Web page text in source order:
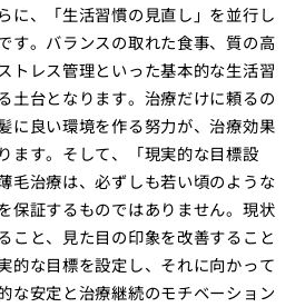
に、「生活習慣の見直し」を並行し
す。バランスの取れた食事、質の高
トレス管理といった基本的な生活習
土台となります。治療だけに頼るの
に良い環境を作る努力が、治療効果
ます。そして、「現実的な目標設
毛治療は、必ずしも若い頃のような
保証するものではありません。現状
こと、見た目の印象を改善すること
的な目標を設定し、それに向かって
な安定と治療継続のモチベーション